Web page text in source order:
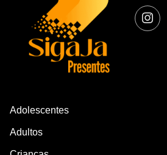
Adolescentes
Adultos